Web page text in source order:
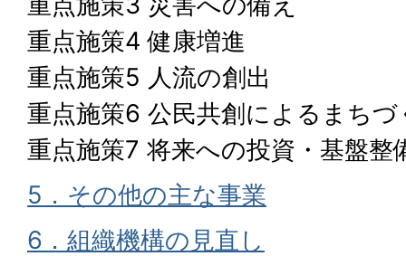
重点施策4 健康増進
重点施策5 人流の創出
重点施策6 公民共創によるまちづ
重点施策7 将来への投資・基盤整
5．その他の主な事業
6．組織機構の見直し